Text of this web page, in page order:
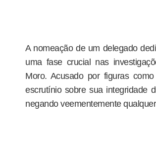
A nomeação de um delegado
uma fase crucial nas
Moro. Acusado por figuras
escrutínio sobre sua integridade
negando veementemente